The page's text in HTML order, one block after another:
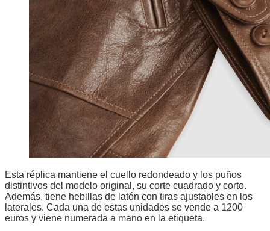
Esta réplica mantiene el cuello redondeado y los puños
distintivos del modelo original, su corte cuadrado y corto.
Además, tiene hebillas de latón con tiras ajustables en los
laterales. Cada una de estas unidades se vende a 1200
euros y viene numerada a mano en la etiqueta.